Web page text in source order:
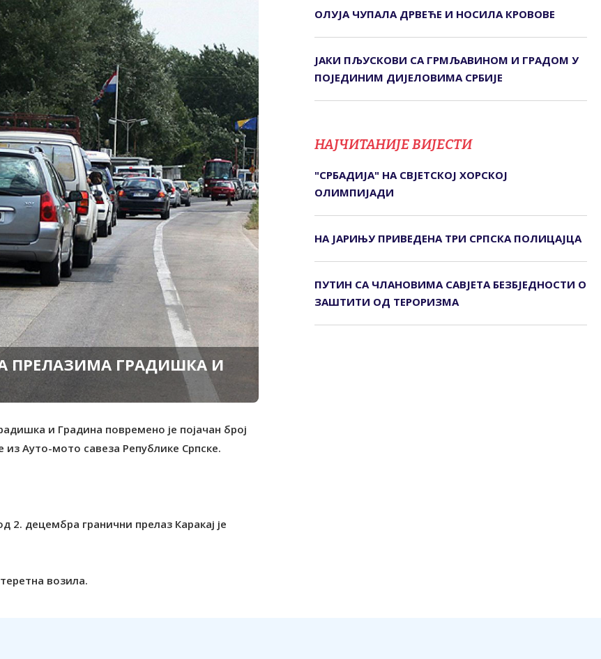
ПРЕЛАЗИМА ГРАДИШКА И
и Градина повремено је појачан број
из Ауто-мото савеза Републике Српске.
2. децембра гранични прелаз Каракај је
возила.
ОЛУЈА ЧУПАЛА ДРВЕЋЕ И НОСИЛА КРОВОВЕ
ЈАКИ ПЉУСКОВИ СА ГРМЉАВИНОМ И ГРАДОМ У
ПОЈЕДИНИМ ДИЈЕЛОВИМА СРБИЈЕ
НАЈЧИТАНИЈЕ ВИЈЕСТИ
"СРБАДИЈА" НА СВЈЕТСКОЈ ХОРСКОЈ
ОЛИМПИЈАДИ
НА ЈАРИЊУ ПРИВЕДЕНА ТРИ СРПСКА ПОЛИЦАЈЦА
ПУТИН СА ЧЛАНОВИМА САВЈЕТА БЕЗБЈЕДНОСТИ О
ЗАШТИТИ ОД ТЕРОРИЗМА